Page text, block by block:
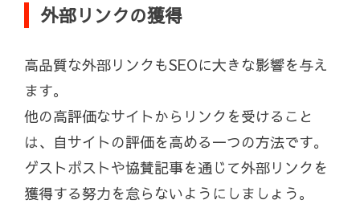
外部リンクの獲得
高品質な外部リンクもSEOに大きな影響を与え
ます。
他の高評価なサイトからリンクを受けること
は、自サイトの評価を高める一つの方法です。
ゲストポストや協賛記事を通じて外部リンクを
獲得する努力を怠らないようにしましょう。